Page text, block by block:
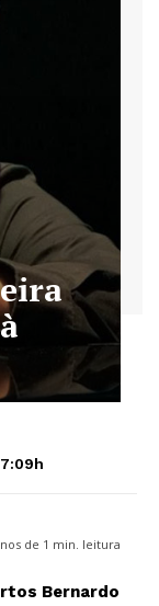
de 1 min. leitura
Bernardo